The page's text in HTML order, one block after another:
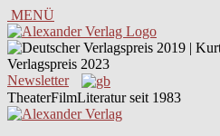
MENÜ
Newsletter
TheaterFilmLiteratur seit 1983